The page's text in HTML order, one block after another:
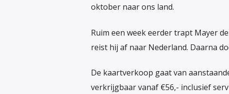
oktober naar ons land.
Ruim een week eerder trapt Mayer
reist hij af naar Nederland. Daarna
De kaartverkoop gaat van
verkrijgbaar vanaf €56,- inclusief